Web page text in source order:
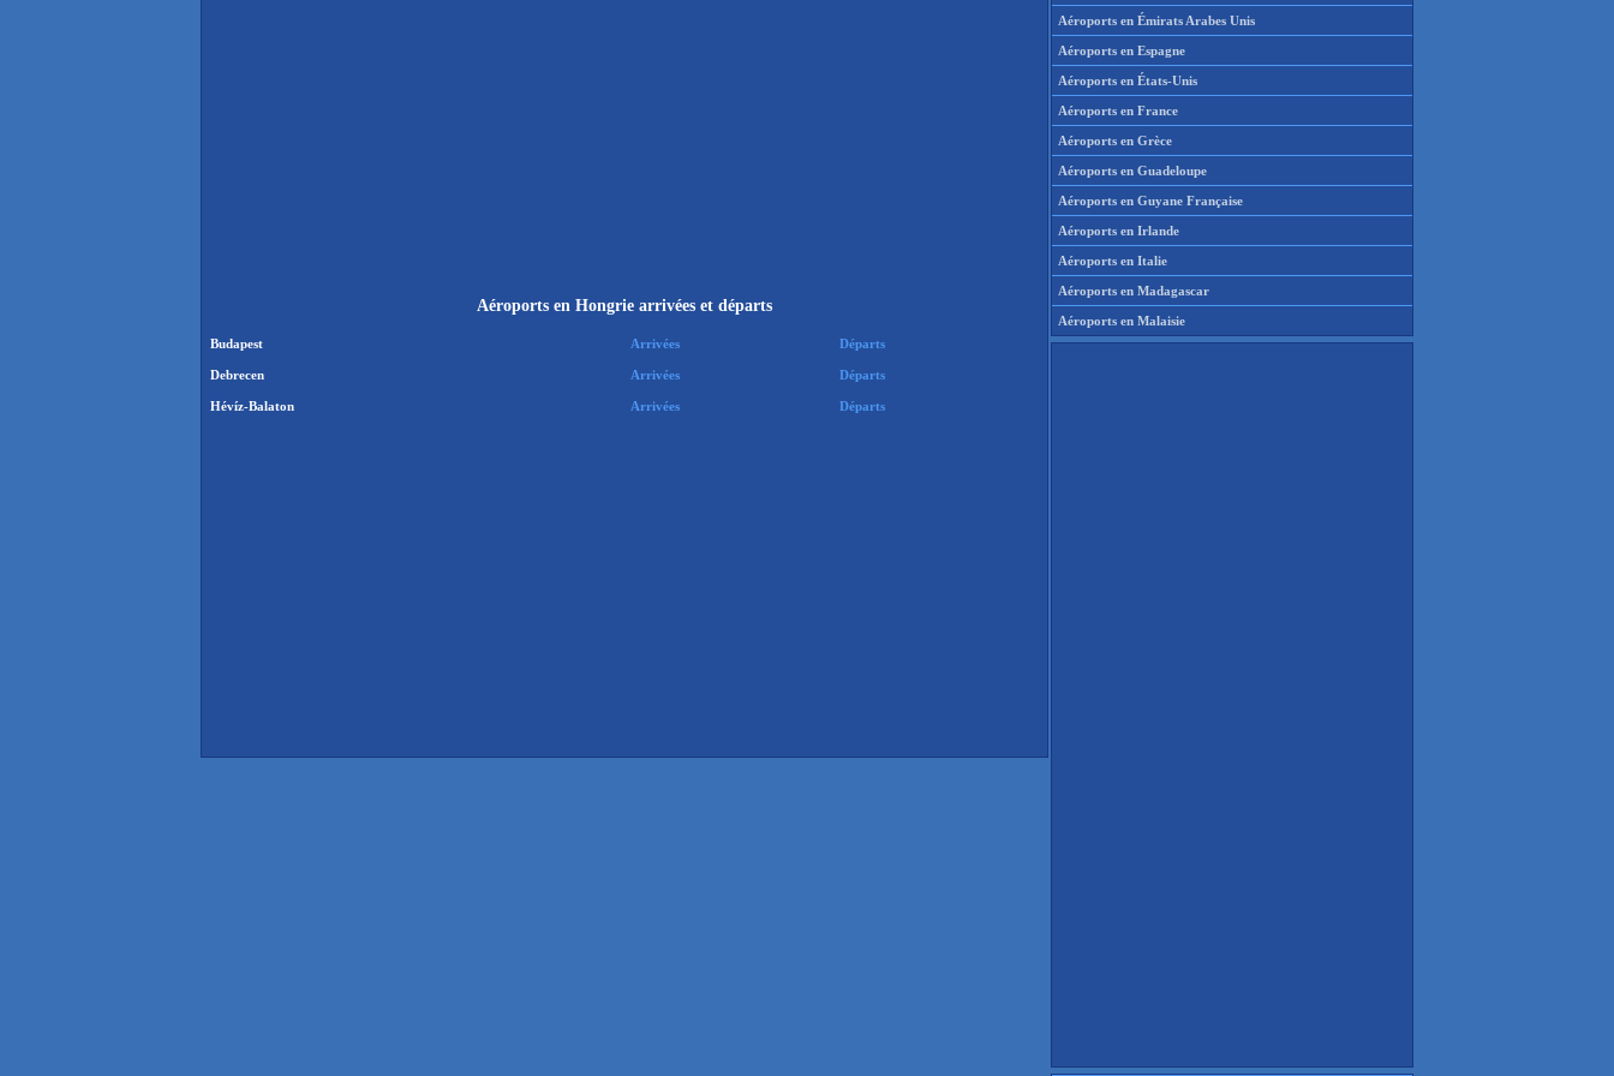
Aéroports en Hongrie arrivées et départs
Budapest Arrivées Départs
Debrecen Arrivées Départs
Hévíz-Balaton Arrivées Départs
Aéroports en Émirats Arabes Unis
Aéroports en Espagne
Aéroports en États-Unis
Aéroports en France
Aéroports en Grèce
Aéroports en Guadeloupe
Aéroports en Guyane Française
Aéroports en Irlande
Aéroports en Italie
Aéroports en Madagascar
Aéroports en Malaisie